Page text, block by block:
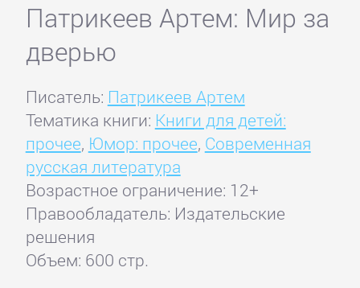
Патрикеев Артем: Мир за
дверью
Писатель: Патрикеев Артем
Тематика книги: Книги для детей:
прочее, Юмор: прочее, Современная
русская литература
Возрастное ограничение: 12+
Правообладатель: Издательские
решения
Объем: 600 стр.